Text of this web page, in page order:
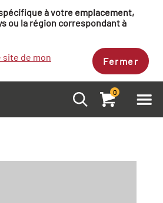
à votre emplacement,
ou la région correspondant à
site de mon Fermer
0